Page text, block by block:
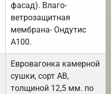
фасад). Влаго-
ветрозащитная
мембрана- Ондутис
А100.
Евровагонка камерной
сушки, сорт АВ,
толщиной 12,5 мм. по